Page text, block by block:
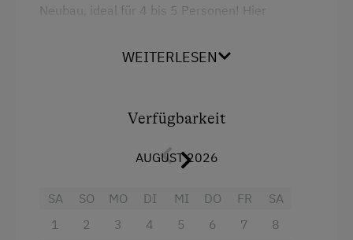
Kühlschrank
Doppelbett (Kingsize)
Neubau, ideal für 4 bis 5 Personen! Hier
Wohnung bildet die großzügige, frisch renovierte
alpine Gemütlichkeit. Nehmen Sie Platz an der
einladenden Eckbank und genießen Sie Ihre
Mahlzeiten. Die voll ausgestattete Küche lässt
4-Platten-Herd, Backofen, Mikrowelle,
WEITERLESEN
Verfügbarkeit
AUGUST 2026
SA
1
SO
2
MO
3
DI
4
MI
5
DO
6
FR
7
SA
8